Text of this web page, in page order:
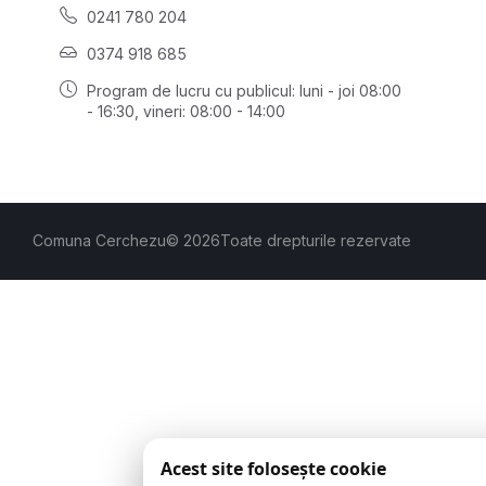
0241 780 204
0374 918 685
Program de lucru cu publicul: luni - joi 08:00
- 16:30 , vineri: 08:00 - 14:00
Comuna Cerchezu© 2026Toate drepturile rezervate
Acest site folosește cookie